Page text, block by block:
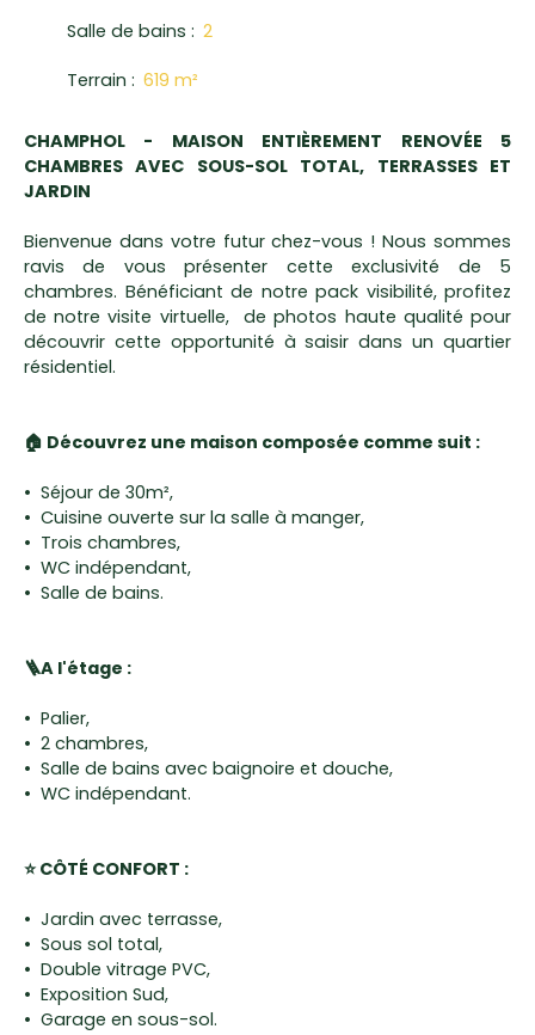
Salle de bains : 2
Terrain : 619 m²
CHAMPHOL - MAISON ENTIÈREMENT RENOVÉE 5
CHAMBRES AVEC SOUS-SOL TOTAL, TERRASSES ET
JARDIN
Bienvenue dans votre futur chez-vous ! Nous sommes
ravis de vous présenter cette exclusivité de 5
chambres. Bénéficiant de notre pack visibilité, profitez
de notre visite virtuelle, de photos haute qualité pour
découvrir cette opportunité à saisir dans un quartier
résidentiel.
🏠 Découvrez une maison composée comme suit :
Séjour de 30m²,
Cuisine ouverte sur la salle à manger,
Trois chambres,
WC indépendant,
Salle de bains.
🪜A l'étage :
Palier,
2 chambres,
Salle de bains avec baignoire et douche,
WC indépendant.
⭐ CÔTÉ CONFORT :
Jardin avec terrasse,
Sous sol total,
Double vitrage PVC,
Exposition Sud,
Garage en sous-sol.